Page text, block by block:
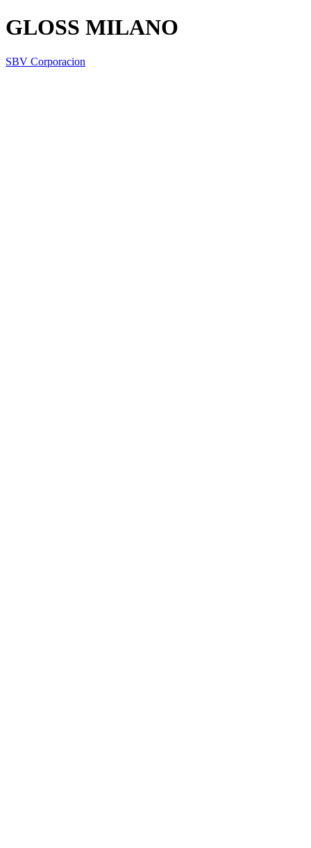
GLOSS MILANO
SBV Corporacion